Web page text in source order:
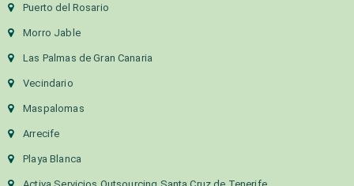
Puerto del Rosario
Morro Jable
Las Palmas de Gran Canaria
Vecindario
Maspalomas
Arrecife
Playa Blanca